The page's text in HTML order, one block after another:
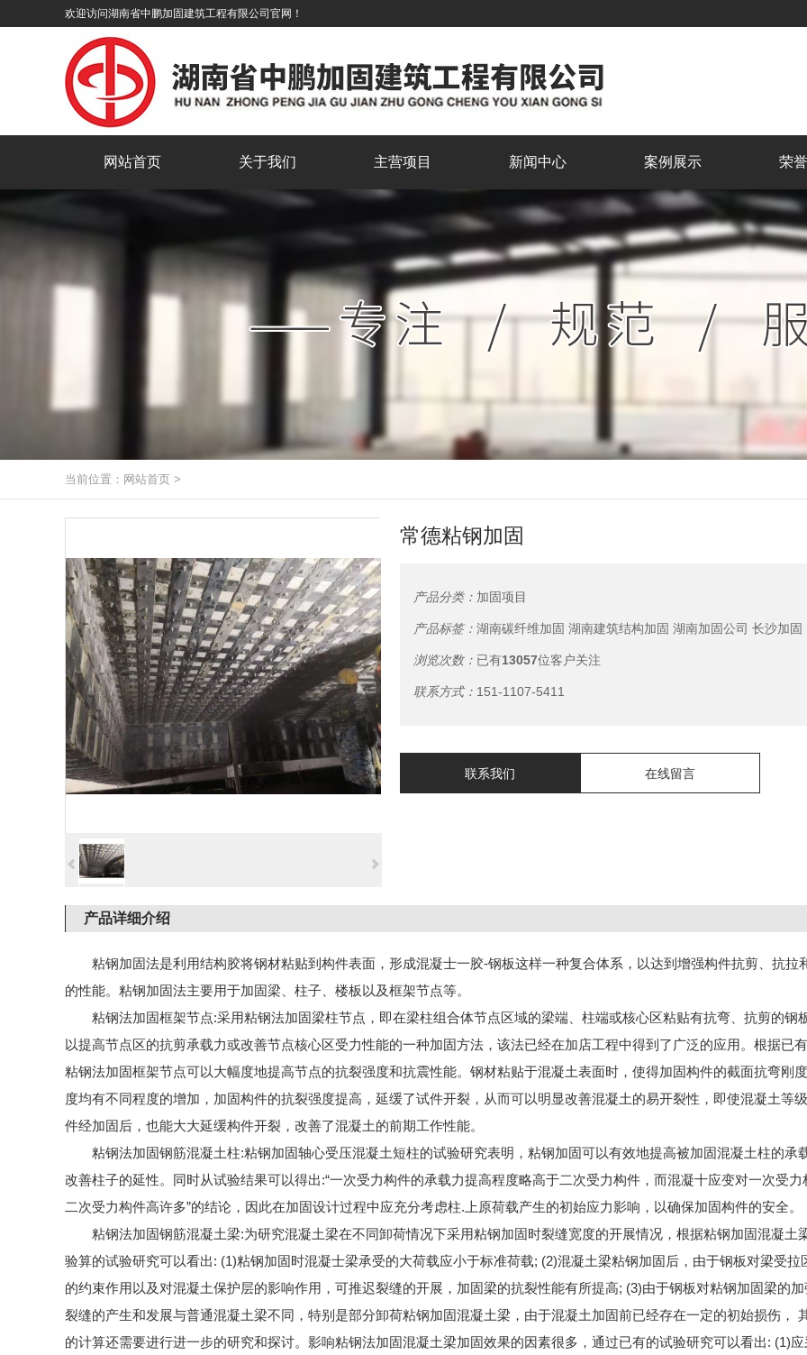
欢迎访问湖南省中鹏加固建筑工程有限公司官网！
网站首页 关于我们 主营项目 新闻中心 案例展示 荣
当前位置： 网站首页 >
常德粘钢加固
产品分类： 加固项目
产品标签： 湖南碳纤维加固 湖南建筑结构加固 湖南加固公司 长沙加固
浏览次数： 已有13057位客户关注
联系方式： 151-1107-5411
联系我们 在线留言
产品详细介绍
粘钢加固法是利用结构胶将钢材粘贴到构件表面，形成混凝士一胶-钢板这样一种复合体系，以达到增强构件抗剪、抗拉
的性能。粘钢加固法主要用于加固梁、柱子、楼板以及框架节点等。
粘钢法加固框架节点:采用粘钢法加固梁柱节点，即在梁柱组合体节点区域的梁端、柱端或核心区粘贴有抗弯、抗剪的钢
以提高节点区的抗剪承载力或改善节点核心区受力性能的一种加固方法，该法已经在加店工程中得到了广泛的应用。根据已
粘钢法加固框架节点可以大幅度地提高节点的抗裂强度和抗震性能。钢材粘贴于混凝土表面时，使得加固构件的截面抗弯刚
度均有不同程度的增加，加固构件的抗裂强度提高，延缓了试件开裂，从而可以明显改善混凝土的易开裂性，即使混凝土等
件经加固后，也能大大延缓构件开裂，改善了混凝土的前期工作性能。
粘钢法加固钢筋混凝土柱:粘钢加固轴心受压混凝土短柱的试验研究表明，粘钢加固可以有效地提高被加固混凝土柱的承
改善柱子的延性。同时从试验结果可以得出:“一次受力构件的承载力提高程度略高于二次受力构件，而混凝十应变对一次受力
二次受力构件高许多”的结论，因此在加固设计过程中应充分考虑柱.上原荷载产生的初始应力影响，以确保加固构件的安全。
粘钢法加固钢筋混凝土梁:为研究混凝土梁在不同卸荷情况下采用粘钢加固时裂缝宽度的开展情况，根据粘钢加固混凝土
验算的试验研究可以看出: (1)粘钢加固时混凝士梁承受的大荷载应小于标准荷载; (2)混凝土梁粘钢加固后，由于钢板对梁受拉
的约束作用以及对混凝土保护层的影响作用，可推迟裂缝的开展，加固梁的抗裂性能有所提高; (3)由于钢板对粘钢加固梁的
裂缝的产生和发展与普通混凝土梁不同，特别是部分卸荷粘钢加固混凝土梁，由于混凝土加固前已经存在一定的初始损伤，
的计算还需要进行进一步的研究和探讨。影响粘钢法加固混凝土梁加固效果的因素很多，通过已有的试验研究可以看出: (1)